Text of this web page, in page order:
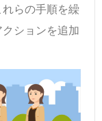
らの手順を繰
ションを追加